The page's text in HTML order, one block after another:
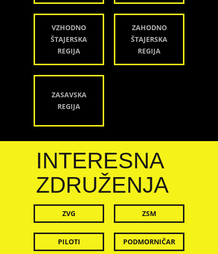
VZHODNO
ŠTAJERSKA
REGIJA
ZAHODNO
ŠTAJERSKA
REGIJA
ZASAVSKA
REGIJA
INTERESNA
ZDRUŽENJA
ZVG ZSM
PILOTI PODMORNIČAR